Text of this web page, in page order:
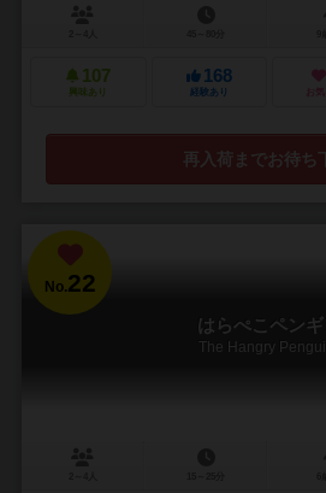
107
興味あり
168
経験あり お
再入荷までお待ち
No.22
はらぺこペンギ
The Hangry